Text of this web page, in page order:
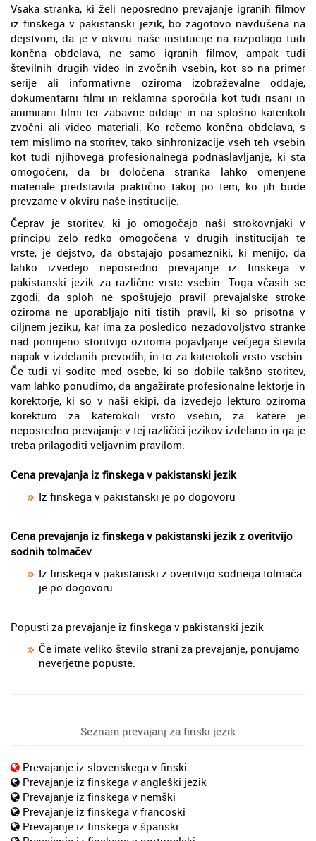
Vsaka stranka, ki želi neposredno prevajanje igranih filmov
iz finskega v pakistanski jezik, bo zagotovo navdušena na
dejstvom, da je v okviru naše institucije na razpolago tudi
končna obdelava, ne samo igranih filmov, ampak tudi
številnih drugih video in zvočnih vsebin, kot so na primer
serije ali informativne oziroma izobraževalne oddaje,
dokumentarni filmi in reklamna sporočila kot tudi risani in
animirani filmi ter zabavne oddaje in na splošno katerikoli
zvočni ali video materiali. Ko rečemo končna obdelava, s
tem mislimo na storitev, tako sinhronizacije vseh teh vsebin
kot tudi njihovega profesionalnega podnaslavljanje, ki sta
omogočeni, da bi določena stranka lahko omenjene
materiale predstavila praktično takoj po tem, ko jih bude
prevzame v okviru naše institucije.
Čeprav je storitev, ki jo omogočajo naši strokovnjaki v
principu zelo redko omogočena v drugih institucijah te
vrste, je dejstvo, da obstajajo posamezniki, ki menijo, da
lahko izvedejo neposredno prevajanje iz finskega v
pakistanski jezik za različne vrste vsebin. Toga včasih se
zgodi, da sploh ne spoštujejo pravil prevajalske stroke
oziroma ne uporabljajo niti tistih pravil, ki so prisotna v
ciljnem jeziku, kar ima za posledico nezadovoljstvo stranke
nad ponujeno storitvijo oziroma pojavljanje večjega števila
napak v izdelanih prevodih, in to za katerokoli vrsto vsebin.
Če tudi vi sodite med osebe, ki so dobile takšno storitev,
vam lahko ponudimo, da angažirate profesionalne lektorje in
korektorje, ki so v naši ekipi, da izvedejo lekturo oziroma
korekturo za katerokoli vrsto vsebin, za katere je
neposredno prevajanje v tej različici jezikov izdelano in ga je
treba prilagoditi veljavnim pravilom.
Cena prevajanja iz finskega v pakistanski jezik
Iz finskega v pakistanski je po dogovoru
Cena prevajanja iz finskega v pakistanski jezik z overitvijo
sodnih tolmačev
Iz finskega v pakistanski z overitvijo sodnega tolmača
je po dogovoru
Popusti za prevajanje iz finskega v pakistanski jezik
Če imate veliko število strani za prevajanje, ponujamo
neverjetne popuste.
Seznam prevajanj za finski jezik
Prevajanje iz slovenskega v finski
Prevajanje iz finskega v angleški jezik
Prevajanje iz finskega v nemški
Prevajanje iz finskega v francoski
Prevajanje iz finskega v španski